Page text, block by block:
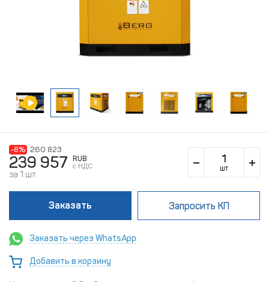
-8% 260 823
239 957
RUB
c НДС
за 1 шт.
шт
Заказать Запросить КП
Заказать через WhatsApp
Добавить в корзину